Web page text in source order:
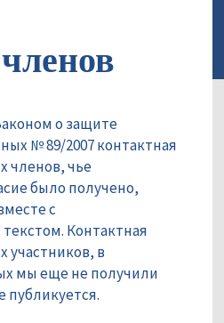
о защите
№ 89/2007 контактная
членов, чье
было получено,
с
Контактная
в
мы еще не получили
публикуется.